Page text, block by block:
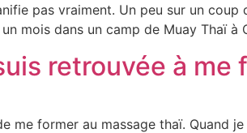
pas vraiment. Un peu sur un
mois dans un camp de Muay Thaï
retrouvée à me
me former au massage thaï. Quand